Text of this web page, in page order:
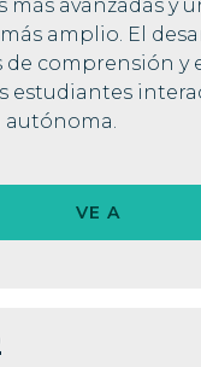
más avanzadas y
amplio. El
de comprensión y
estudiantes
autónoma.
VE A